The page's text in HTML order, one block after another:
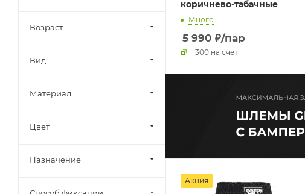
коричнево-табачные
Много
5 990 ₽/пар
+ 300 на счет
Акция
Возраст
Вид
Материал
Цвет
Назначение